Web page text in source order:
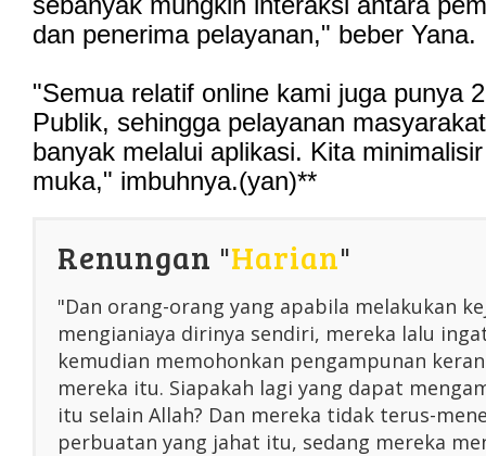
dan penerima pelayanan," beber Yana.
"Semua relatif online kami juga punya
Publik, sehingga pelayanan
banyak melalui aplikasi. Kita
muka," imbuhnya.(yan)**
Renungan "Harian"
"Dan orang-orang yang apabila melakukan
mengianiaya dirinya sendiri, mereka lalu
kemudian memohonkan pengampunan
mereka itu. Siapakah lagi yang dapat
itu selain Allah? Dan mereka tidak terus-
perbuatan yang jahat itu, sedang mereka